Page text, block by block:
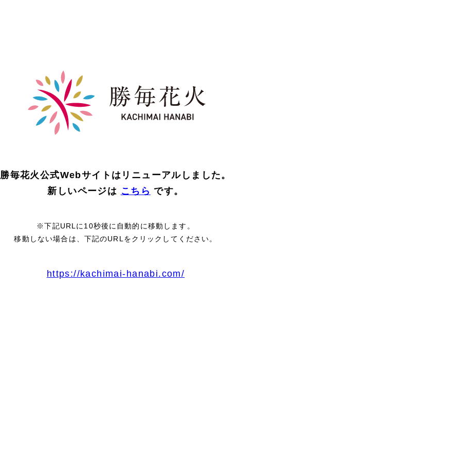
勝毎花火公式Webサイトはリニューアルしました。
新しいページは こちら です。
※下記URLに10秒後に自動的に移動します。
移動しない場合は、下記のURLをクリックしてください。
https://kachimai-hanabi.com/